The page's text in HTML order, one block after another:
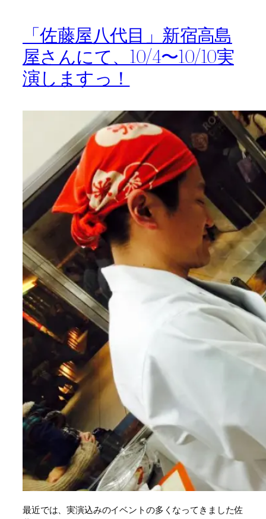
「佐藤屋八代目」新宿高島
屋さんにて、10/4〜10/10実
演しますっ！
最近では、実演込みのイベントの多くなってきました佐